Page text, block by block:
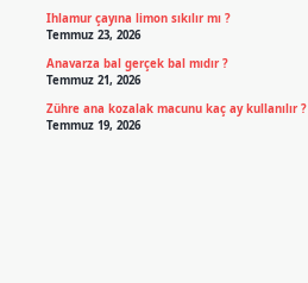
Ihlamur çayına limon sıkılır mı ?
Temmuz 23, 2026
Anavarza bal gerçek bal mıdır ?
Temmuz 21, 2026
Zühre ana kozalak macunu kaç ay kullanılır ?
Temmuz 19, 2026